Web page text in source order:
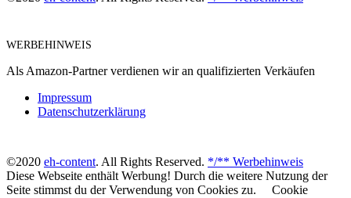
WERBEHINWEIS
Als Amazon-Partner verdienen wir an qualifizierten Verkäufen
Impressum
Datenschutzerklärung
©2020 eh-content. All Rights Reserved. */** Werbehinweis
Diese Webseite enthält Werbung! Durch die weitere Nutzung der
Seite stimmst du der Verwendung von Cookies zu.
Cookie